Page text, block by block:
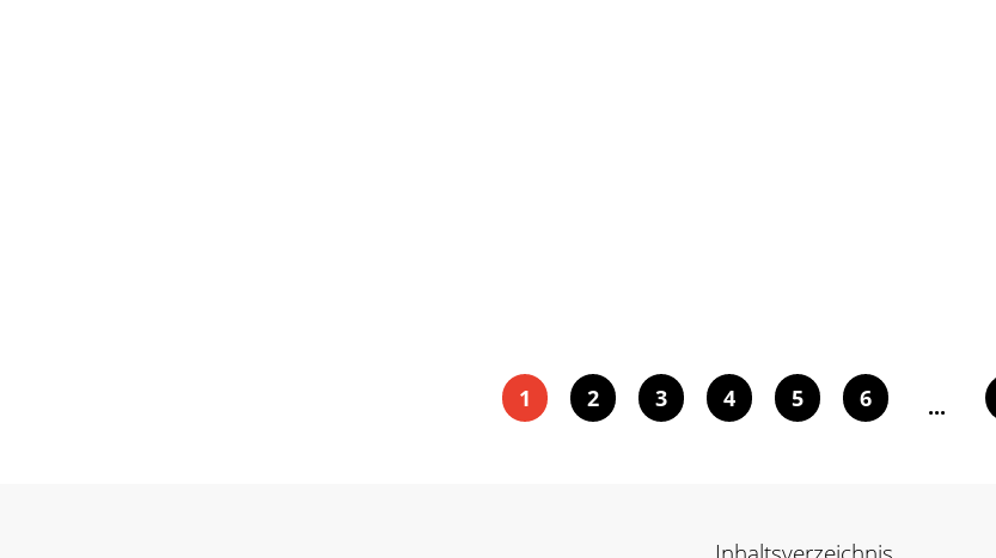
1 2 3 4 5 6 ...